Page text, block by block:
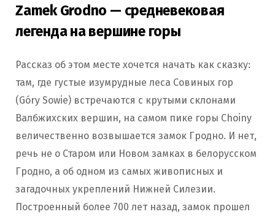
Zamek Grodno — средневековая
легенда на вершине горы
Рассказ об этом месте хочется начать как сказку:
там, где густые изумрудные леса Совиных гор
(Góry Sowie) встречаются с крутыми склонами
Валбжихских вершин, на самом пике горы Choiny
величественно возвышается замок Гродно. И нет,
речь не о Старом или Новом замках в белорусском
Гродно, а об одном из самых живописных и
загадочных укреплений Нижней Силезии.
Построенный более 700 лет назад, замок прошел